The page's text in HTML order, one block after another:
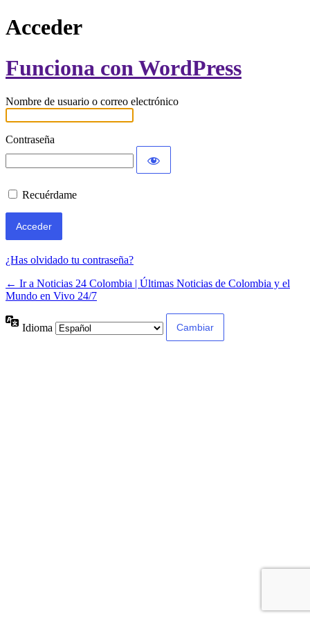
Acceder
Funciona con WordPress
Nombre de usuario o correo electrónico
Contraseña
Recuérdame
¿Has olvidado tu contraseña?
← Ir a Noticias 24 Colombia | Últimas Noticias de Colombia y el
Mundo en Vivo 24/7
Idioma